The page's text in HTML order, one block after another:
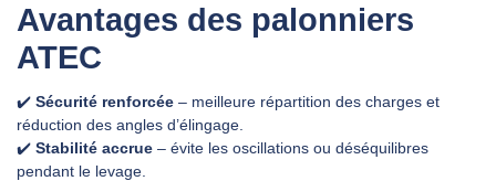
Avantages des palonniers
ATEC
✔️ Sécurité renforcée – meilleure répartition des charges et
réduction des angles d’élingage.
✔️ Stabilité accrue – évite les oscillations ou déséquilibres
pendant le levage.